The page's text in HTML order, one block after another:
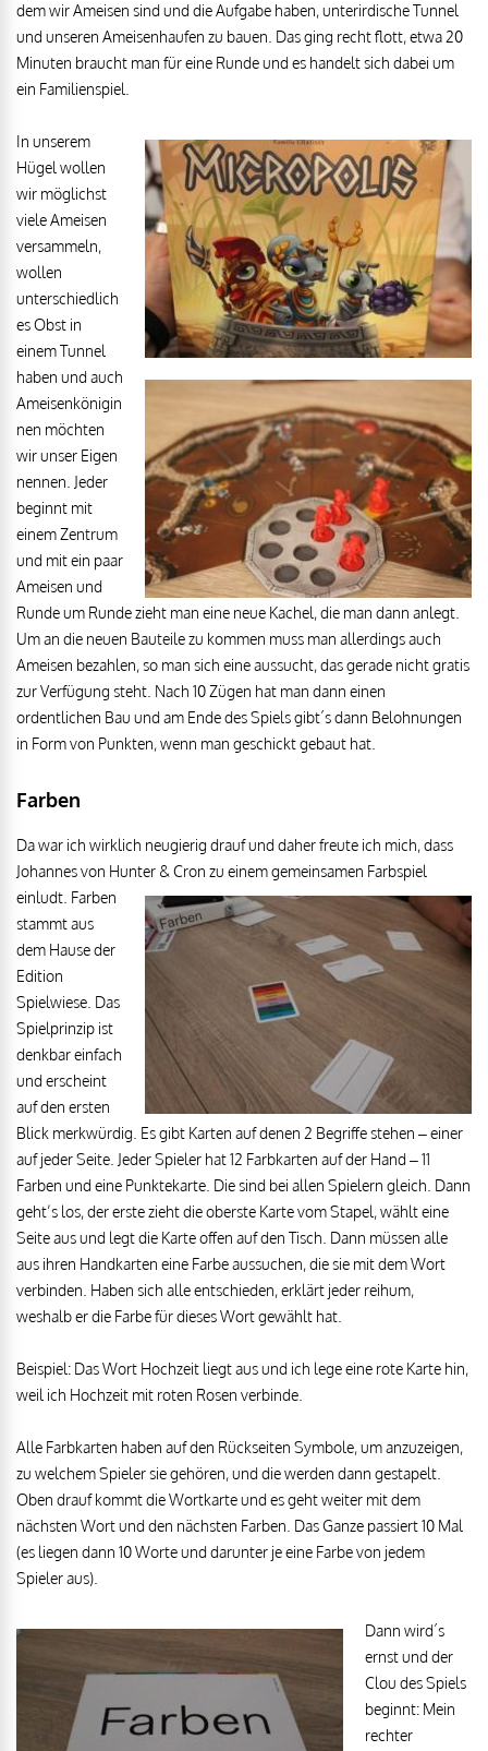
dem wir Ameisen sind und die Aufgabe haben, unterirdische Tunnel
und unseren Ameisenhaufen zu bauen. Das ging recht flott, etwa 20
Minuten braucht man für eine Runde und es handelt sich dabei um
ein Familienspiel.
In unserem
Hügel wollen
wir möglichst
viele Ameisen
versammeln,
wollen
unterschiedlich
es Obst in
einem Tunnel
haben und auch
Ameisenkönigin
nen möchten
wir unser Eigen
nennen. Jeder
beginnt mit
einem Zentrum
und mit ein paar
Ameisen und
Runde um Runde zieht man eine neue Kachel, die man dann anlegt.
Um an die neuen Bauteile zu kommen muss man allerdings auch
Ameisen bezahlen, so man sich eine aussucht, das gerade nicht gratis
zur Verfügung steht. Nach 10 Zügen hat man dann einen
ordentlichen Bau und am Ende des Spiels gibt´s dann Belohnungen
in Form von Punkten, wenn man geschickt gebaut hat.
Farben
Da war ich wirklich neugierig drauf und daher freute ich mich, dass
Johannes von Hunter & Cron zu einem gemeinsamen Farbspiel
einludt. Farben
stammt aus
dem Hause der
Edition
Spielwiese. Das
Spielprinzip ist
denkbar einfach
und erscheint
auf den ersten
Blick merkwürdig. Es gibt Karten auf denen 2 Begriffe stehen – einer
auf jeder Seite. Jeder Spieler hat 12 Farbkarten auf der Hand – 11
Farben und eine Punktekarte. Die sind bei allen Spielern gleich. Dann
geht’s los, der erste zieht die oberste Karte vom Stapel, wählt eine
Seite aus und legt die Karte offen auf den Tisch. Dann müssen alle
aus ihren Handkarten eine Farbe aussuchen, die sie mit dem Wort
verbinden. Haben sich alle entschieden, erklärt jeder reihum,
weshalb er die Farbe für dieses Wort gewählt hat.
Beispiel: Das Wort Hochzeit liegt aus und ich lege eine rote Karte hin,
weil ich Hochzeit mit roten Rosen verbinde.
Alle Farbkarten haben auf den Rückseiten Symbole, um anzuzeigen,
zu welchem Spieler sie gehören, und die werden dann gestapelt.
Oben drauf kommt die Wortkarte und es geht weiter mit dem
nächsten Wort und den nächsten Farben. Das Ganze passiert 10 Mal
(es liegen dann 10 Worte und darunter je eine Farbe von jedem
Spieler aus).
Dann wird´s
ernst und der
Clou des Spiels
beginnt: Mein
rechter